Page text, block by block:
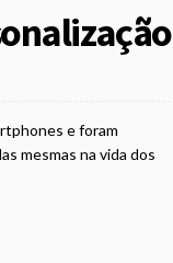
e foram
mesmas na vida dos